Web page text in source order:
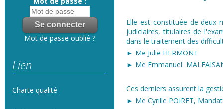
Mot de passe oublié ?
Lien
Charte qualité
Elle est constituée de deux
judiciaires, titulaires de
dans le traitement des
► Me Julie HERMONT
► Me Emmanuel
Ces derniers assurent la
► Me Cyrille POIRET,